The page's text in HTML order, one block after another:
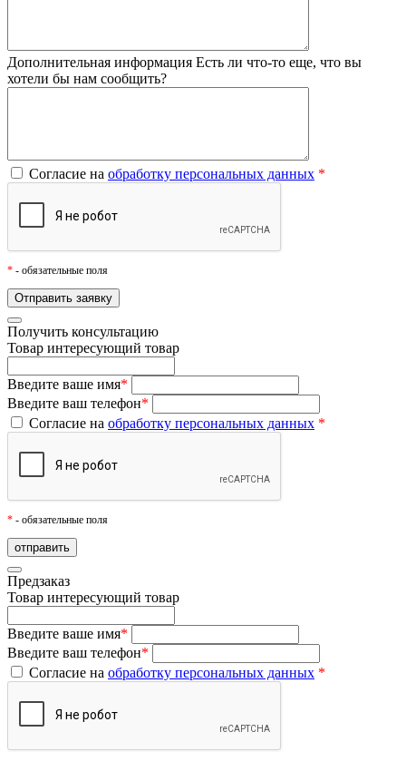
Дополнительная информация Есть ли что-то еще, что вы
хотели бы нам сообщить?
Согласие на обработку персональных данных *
* - обязательные поля
Получить консультацию
Товар интересующий товар
Введите ваше имя*
Введите ваш телефон*
Согласие на обработку персональных данных *
* - обязательные поля
Предзаказ
Товар интересующий товар
Введите ваше имя*
Введите ваш телефон*
Согласие на обработку персональных данных *